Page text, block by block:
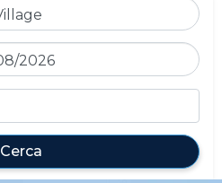
Cerca